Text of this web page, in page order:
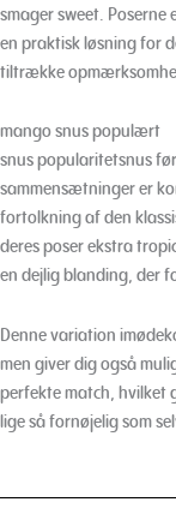
smager sweet.
en praktisk løsning for
tiltrække
mango snus populært
snus popularitetsnus
sammensætninger er
fortolkning af den
deres poser ekstra
en dejlig blanding, der
Denne variation
men giver dig også
perfekte match, hvilket
lige så fornøjelig som